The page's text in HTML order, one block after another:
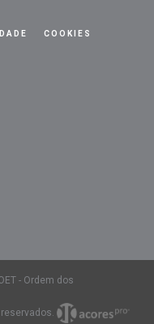
COOKIES
- Ordem dos